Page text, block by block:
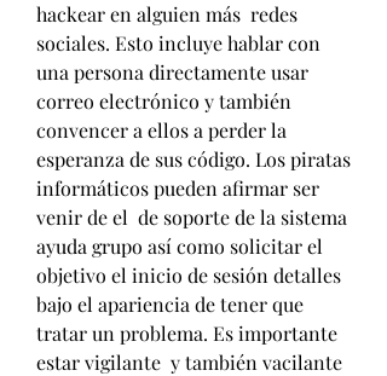
hackear en alguien más  redes
sociales. Esto incluye hablar con
una persona directamente usar
correo electrónico y también
convencer a ellos a perder la
esperanza de sus código. Los piratas
informáticos pueden afirmar ser
venir de el  de soporte de la sistema
ayuda grupo así como solicitar el
objetivo el inicio de sesión detalles
bajo el apariencia de tener que
tratar un problema. Es importante
estar vigilante  y también vacilante